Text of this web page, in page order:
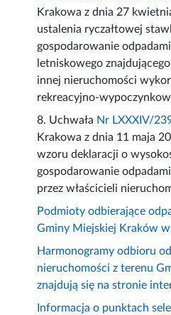
Krakowa z dnia 27
ustalenia ryczałtowej
gospodarowanie
letniskowego
innej nieruchomości
rekreacyjno-
8. Uchwała Nr LXXXIV/
Krakowa z dnia 11 maja
wzoru deklaracji o
gospodarowanie
przez właścicieli
Podmioty odbierające
Gminy Miejskiej Kraków
Harmonogramy odbioru
nieruchomości z terenu
znajdują się na stronie
Informacja o punktach